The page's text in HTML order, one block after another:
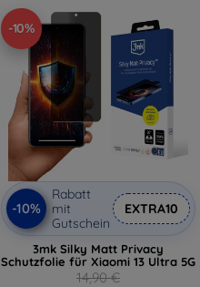
-10%
-10%
Rabatt
mit
Gutschein
EXTRA10
3mk Silky Matt Privacy
Schutzfolie für Xiaomi 13 Ultra 5G
14,90 €